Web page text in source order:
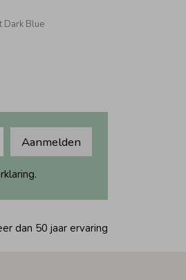
Dark Blue
Aanmelden
dan 50 jaar ervaring